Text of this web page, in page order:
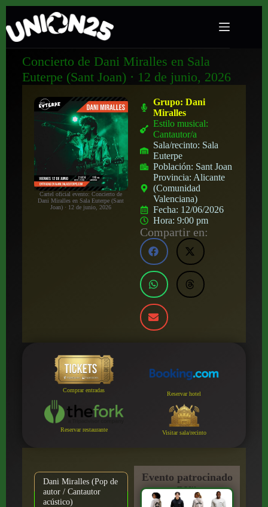
Concierto de Dani Miralles en Sala
Euterpe (Sant Joan) · 12 de junio, 2026
Cartel oficial evento: Concierto de
Dani Miralles en Sala Euterpe (Sant
Joan) · 12 de junio, 2026
Grupo:Dani
Miralles
Estilo musical:
Cantautor/a
Sala/recinto: Sala
Euterpe
Población: Sant Joan
Provincia: Alicante
(Comunidad
Valenciana)
Fecha: 12/06/2026
Hora:9:00 pm
Compartir en:
Comprar entradas
Reservar hotel
Reservar restaurante Visitar sala/recinto
Dani Miralles (Pop de
autor / Cantautor
acústico)
Evento patrocinado
por: